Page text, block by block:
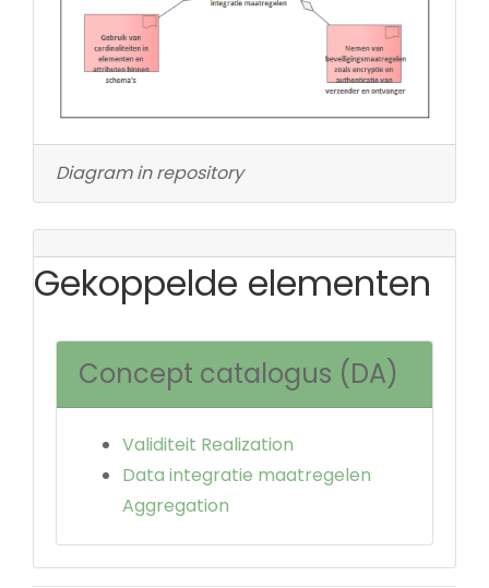
Diagram in repository
Gekoppelde elementen
Concept catalogus (DA)
Validiteit Realization
Data integratie maatregelen
Aggregation